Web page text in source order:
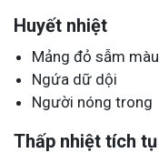
Huyết nhiệt
Mảng đỏ sẫm màu
Ngứa dữ dội
Người nóng trong
Thấp nhiệt tích tụ